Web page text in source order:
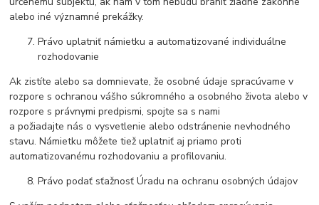
alebo iné významné prekážky.
Právo uplatniť námietku a automatizované individuálne
rozhodovanie
Ak zistíte alebo sa domnievate, že osobné údaje spracúvame v
rozpore s ochranou vášho súkromného a osobného života alebo v
rozpore s právnymi predpismi, spojte sa s nami
a požiadajte nás o vysvetlenie alebo odstránenie nevhodného
stavu. Námietku môžete tiež uplatniť aj priamo proti
automatizovanému rozhodovaniu a profilovaniu.
Právo podať sťažnosť Úradu na ochranu osobných údajov